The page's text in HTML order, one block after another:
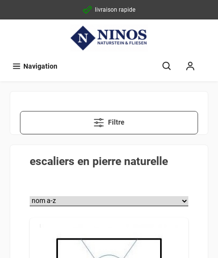
livraison rapide
Navigation
Filtre
escaliers en pierre naturelle